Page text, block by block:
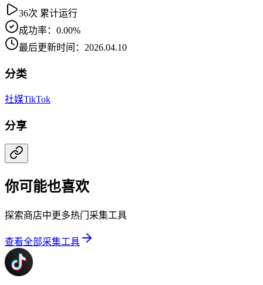
36次 累计运行
成功率：0.00%
最后更新时间：2026.04.10
分类
社媒TikTok
分享
你可能也喜欢
探索商店中更多热门采集工具
查看全部采集工具